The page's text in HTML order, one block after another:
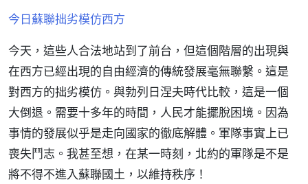
今日蘇聯拙劣模仿西方
今天，這些人合法地站到了前台，但這個階層的出現與
在西方已經出現的自由經濟的傳統發展毫無聯繫。這是
對西方的拙劣模仿。與勃列日涅夫時代比較，這是一個
大倒退。需要十多年的時間，人民才能擺脫困境。因為
事情的發展似乎是走向國家的徹底解體。軍隊事實上已
喪失鬥志。我甚至想，在某一時刻，北約的軍隊是不是
將不得不進入蘇聯國土，以維持秩序！